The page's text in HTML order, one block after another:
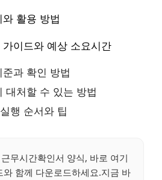
활용 방법
이드와 예상 소요시간
과 확인 방법
대처할 수 있는 방법
행 순서와 팁
근무시간확인서 양식, 바로 여기
함께 다운로드하세요.지금 바